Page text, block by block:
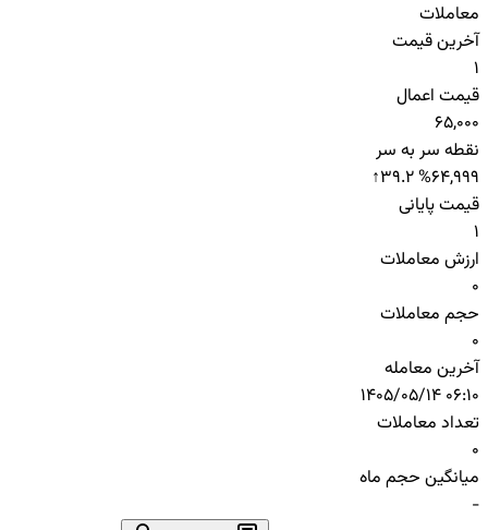
معاملات
آخرین قیمت
1
قیمت اعمال
65,000
نقطه سر به سر
64,999
↑39.2 %
قیمت پایانی
1
ارزش معاملات
0
حجم معاملات
0
آخرین معامله
1405/05/14 06:10
تعداد معاملات
0
میانگین حجم ماه
-